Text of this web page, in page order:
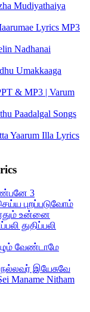
Mudiyathaiya
Lyrics MP3
Nadhanai
Umakkaaga
& MP3 | Varum
Paadalgal Songs
Yaarum Illa Lyrics
3
புறப்படுவோம்
உன்னை
துதிப்பலி
வேண்டாமே
நல்லவர் இயேசுவே
Maname Nitham